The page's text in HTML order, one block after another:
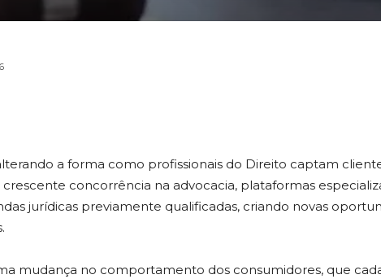
a forma como profissionais do Direito captam
concorrência na advocacia, plataformas
jurídicas previamente qualificadas, criando novas
mudança no comportamento dos consumidores, que